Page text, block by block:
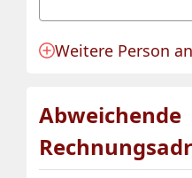
Anmeldung für eine
Weitere Person
Abweichende